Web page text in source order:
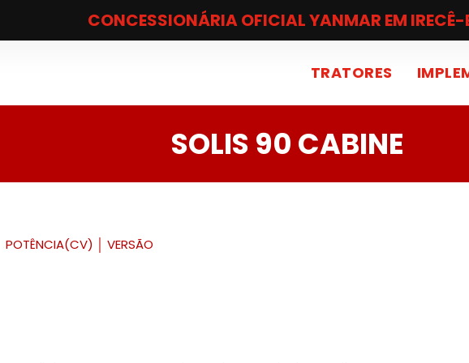
CONCESSIONÁRIA OFICIAL YANMAR EM
TRATORES
SOLIS 90 CABINE
POTÊNCIA(CV) VERSÃO